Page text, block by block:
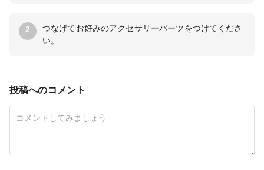
2
つなげてお好みのアクセサリーパーツをつけてくださ
い。
投稿へのコメント